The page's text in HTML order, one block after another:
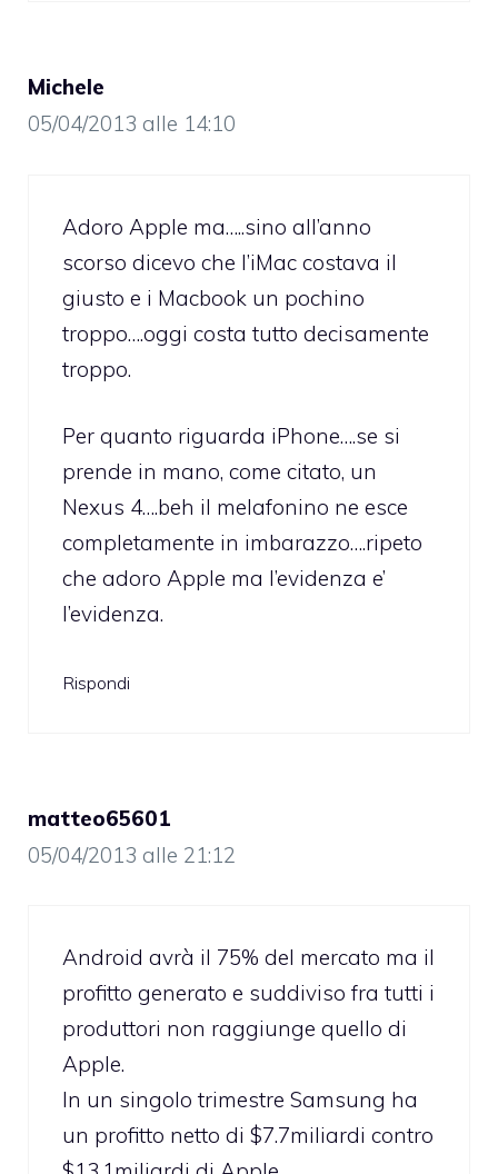
Michele
05/04/2013 alle 14:10
Adoro Apple ma…..sino all’anno
scorso dicevo che l’iMac costava il
giusto e i Macbook un pochino
troppo….oggi costa tutto decisamente
troppo.
Per quanto riguarda iPhone….se si
prende in mano, come citato, un
Nexus 4….beh il melafonino ne esce
completamente in imbarazzo….ripeto
che adoro Apple ma l’evidenza e’
l’evidenza.
Rispondi
matteo65601
05/04/2013 alle 21:12
Android avrà il 75% del mercato ma il
profitto generato e suddiviso fra tutti i
produttori non raggiunge quello di
Apple.
In un singolo trimestre Samsung ha
un profitto netto di $7.7miliardi contro